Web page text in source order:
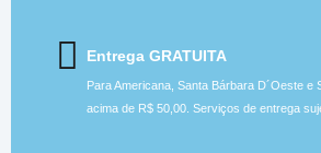
Entrega GRATUITA
Para Americana, Santa Bárbara D´Oeste e
acima de R$ 50,00. Serviços de entrega